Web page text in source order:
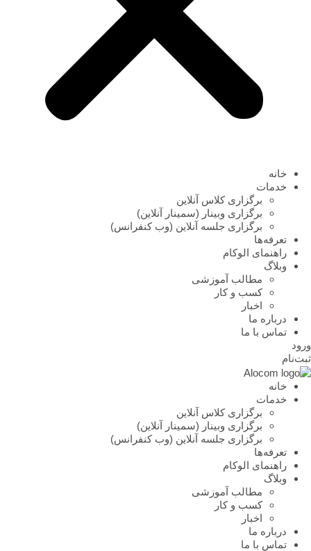
خانه
خدمات
برگزاری کلاس آنلاین
برگزاری وبینار (سمینار آنلاین)
برگزاری جلسه آنلاین (وب کنفرانس)
تعرفه‌ها
راهنمای الوکام
وبلاگ
مطالب آموزشی
کسب و کار
اخبار
درباره ما
تماس با ما
ورود
ثبت‌نام
خانه
خدمات
برگزاری کلاس آنلاین
برگزاری وبینار (سمینار آنلاین)
برگزاری جلسه آنلاین (وب کنفرانس)
تعرفه‌ها
راهنمای الوکام
وبلاگ
مطالب آموزشی
کسب و کار
اخبار
درباره ما
تماس با ما